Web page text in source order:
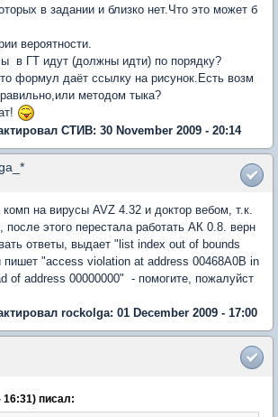
в задании и близко нет.Что это может б
вероятности.
в ГТ идут (должны идти) по порядку?
формул даёт ссылку на рисунок.Есть возм
методом тыка?
СТИВ: 30 November 2009 - 20:14
на вирусы AVZ 4.32 и доктор вебом, т.к.
после этого перестала работать АК 0.8. верн
ответы, выдает "list index out of bounds
пишет "access violation at address 00468A0B in
of address 00000000" - помогите, пожалуйст
rockolga: 01 December 2009 - 17:00
16:31) писал: